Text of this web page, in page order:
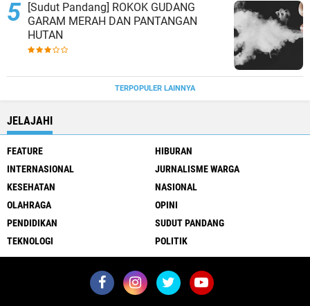
[Sudut Pandang] ROKOK GUDANG
GARAM MERAH DAN PANTANGAN
HUTAN
TERPOPULER LAINNYA
JELAJAHI
FEATURE
HIBURAN
INTERNASIONAL
JURNALISME WARGA
KESEHATAN
NASIONAL
OLAHRAGA
OPINI
PENDIDIKAN
SUDUT PANDANG
TEKNOLOGI
POLITIK